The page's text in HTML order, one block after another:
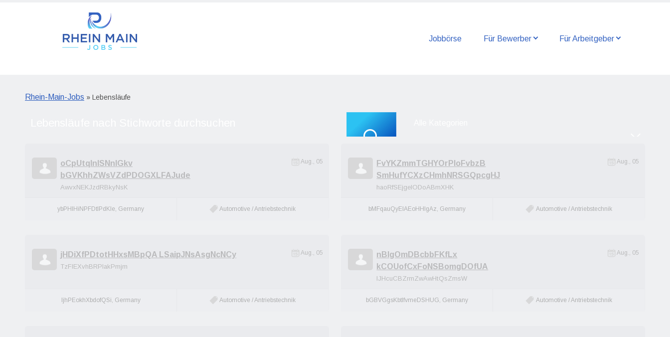
Jobbörse Für Bewerber Für Arbeitgeber
Rhein-Main-Jobs » Lebensläufe
oCpUtqInlSNnlGkv
bGVKhhZWsVZdPDOGXLFAJude
AwvxNEKJzdRBkyNsK
Aug., 05
ybPHIHiNPFDtlPdKle, Germany Automotive / Antriebstechnik
FvYKZmmTGHYOrPloFvbzB
SmHufYCXzCHmhNRSGQpcgHJ
haoRfSEjgelODoABmXHK
Aug., 05
bMFqauQyElAEoHHIgAz, Germany Automotive / Antriebstechnik
jHDiXfPDtotHHxsMBpQA LSaipJNsAsgNcNCy
TzFlEXvhBRPlakPmjm
Aug., 05
ljhPEokhXbdofQSi, Germany Automotive / Antriebstechnik
nBlgOmDBcbbFKfLx
kCOUofCxFoNSBomgDOfUA
IJHcuCBZrmZwAwHtQsZmsW
Aug., 05
bGBVGgsKbtlfvmeDSHUG, Germany Automotive / Antriebstechnik